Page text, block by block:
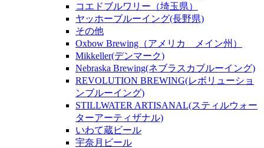
コエドブルワリー（埼玉県）
ヤッホーブルーイング(長野県)
その他
Oxbow Brewing（アメリカ メイン州）
Mikkeller(デンマーク)
Nebraska Brewing(ネブラスカブルーイング)
REVOLUTION BREWING(レボリューショ
ンブルーイング)
STILLWATER ARTISANAL(スティルウォー
ターアーティザナル)
いわて蔵ビール
宇奈月ビール